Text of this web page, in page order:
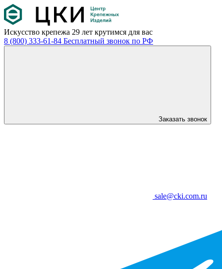
Искусство крепежа 29 лет крутимся для вас
8 (800) 333-61-84 Бесплатный звонок по РФ
Заказать звонок
sale@cki.com.ru